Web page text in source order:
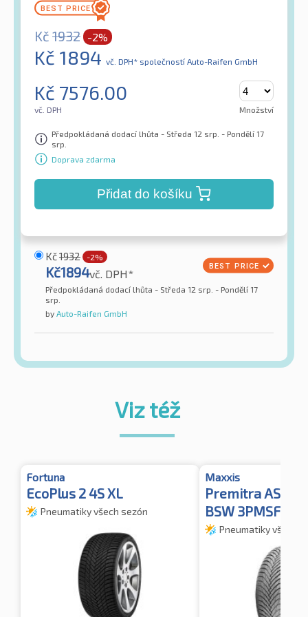
Kč 1932 -2%
Kč 1894 vč. DPH* společností Auto-Raifen GmbH
Kč 7576.00
vč. DPH Množství
Předpokládaná dodací lhůta - Středa 12 srp. - Pondělí 17
srp.
Doprava zdarma
Přidat do košíku
Kč1932 -2%
Kč1894vč. DPH*
Předpokládaná dodací lhůta - Středa 12 srp. - Pondělí 17
srp.
by Auto-Raifen GmbH
Viz též
Fortuna
EcoPlus 2 4S XL
Pneumatiky všech sezón
Maxxis
Premitra AS
BSW 3PMSF
Pneumatiky všech